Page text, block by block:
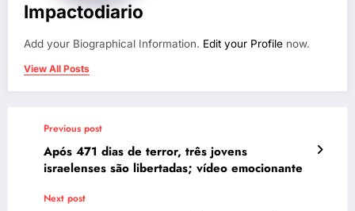
Impactodiario
Add your Biographical Information. Edit your Profile now.
View All Posts
Previous post
Após 471 dias de terror, três jovens
israelenses são libertadas; vídeo emocionante
Next post